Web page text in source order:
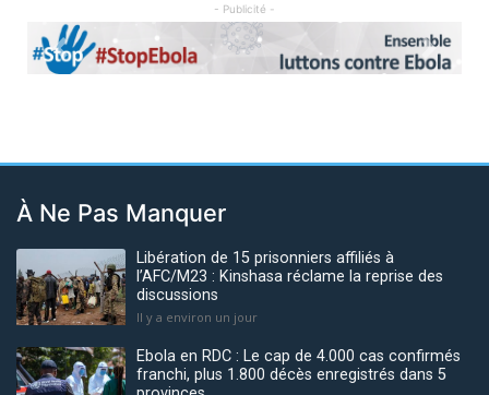
- Publicité -
Previous Next
À Ne Pas Manquer
Libération de 15 prisonniers affiliés à
l’AFC/M23 : Kinshasa réclame la reprise des
discussions
Il y a environ un jour
Ebola en RDC : Le cap de 4.000 cas confirmés
franchi, plus 1.800 décès enregistrés dans 5